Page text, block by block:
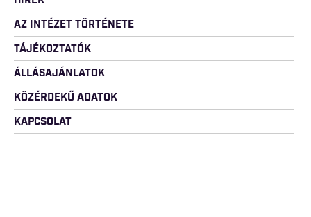
AZ INTÉZET TÖRTÉNETE
TÁJÉKOZTATÓK
ÁLLÁSAJÁNLATOK
KÖZÉRDEKŰ ADATOK
KAPCSOLAT